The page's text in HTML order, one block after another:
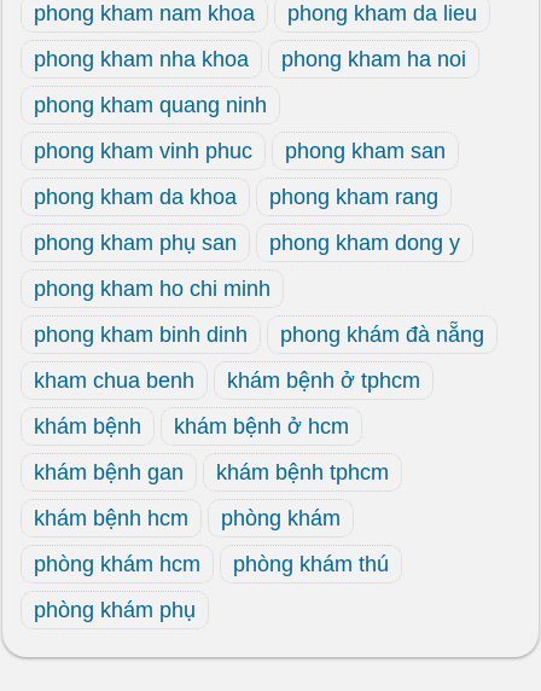
phong kham nam khoa
phong kham da lieu
phong kham nha khoa
phong kham ha noi
phong kham quang ninh
phong kham vinh phuc
phong kham san
phong kham da khoa
phong kham rang
phong kham phụ san
phong kham dong y
phong kham ho chi minh
phong kham binh dinh
phong khám đà nẵng
kham chua benh
khám bệnh ở tphcm
khám bệnh
khám bệnh ở hcm
khám bệnh gan
khám bệnh tphcm
khám bệnh hcm
phòng khám
phòng khám hcm
phòng khám thú
phòng khám phụ